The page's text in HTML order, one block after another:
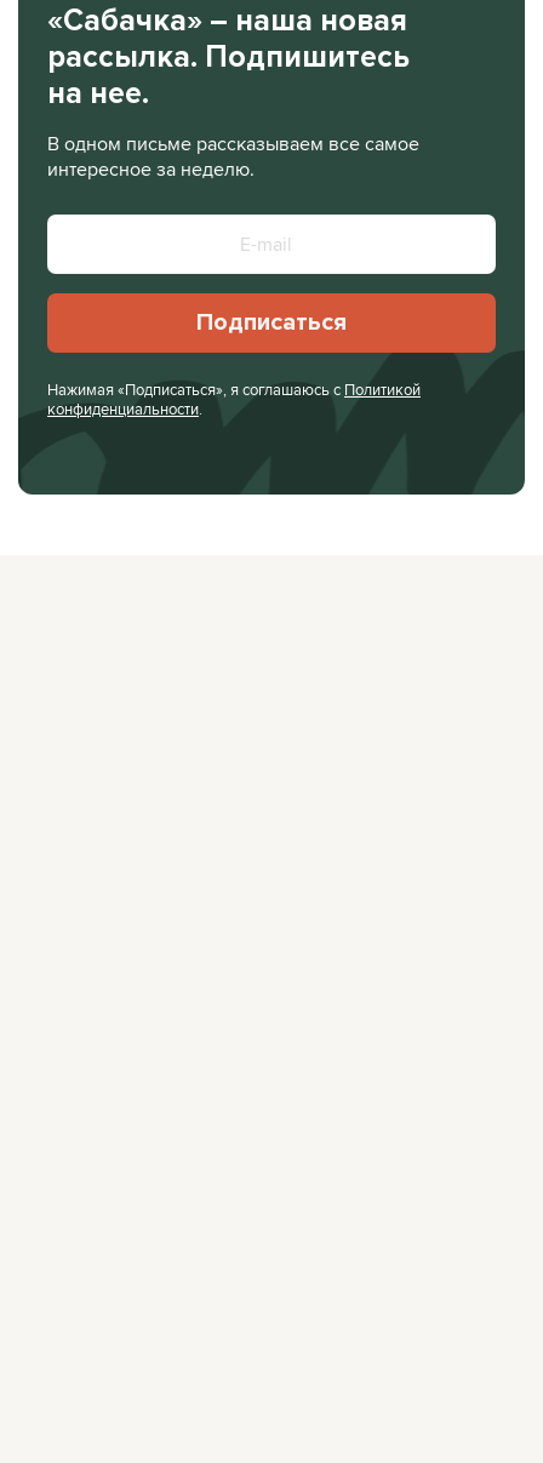
«Сабачка» – наша новая
рассылка. Подпишитесь
на нее.
В одном письме рассказываем все самое
интересное за неделю.
Подписаться
Нажимая «Подписаться», я соглашаюсь с Политикой
конфиденциальности.